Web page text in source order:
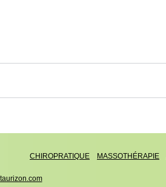
CHIROPRATIQUE MASSOTHÉRAPIE